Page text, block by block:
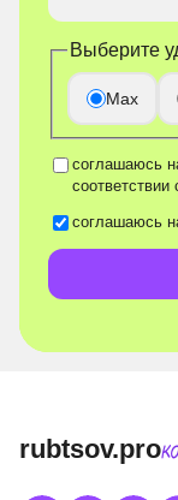
Выберите
Max
соглашаюсь
соответствии
соглашаюсь
rubtsov.pro